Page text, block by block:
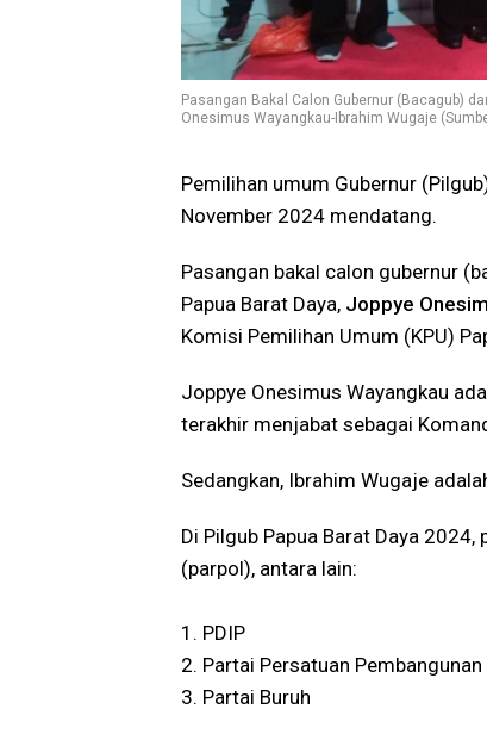
Pasangan Bakal Calon Gubernur (Bacagub)
Onesimus Wayangkau-Ibrahim Wugaje
Pemilihan umum Gubernur
November 2024 mendatang.
Pasangan bakal calon gubernur
Papua Barat Daya, Joppye
Komisi Pemilihan Umum (KPU)
Joppye Onesimus Wayangkau
terakhir menjabat sebagai
Sedangkan, Ibrahim Wugaje
Di Pilgub Papua Barat Daya
(parpol), antara lain:
1. PDIP
2. Partai Persatuan Pembangunan
3. Partai Buruh